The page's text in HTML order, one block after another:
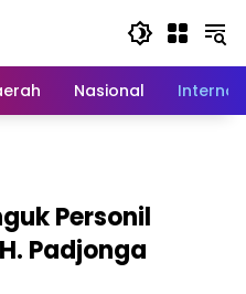
Nasional
Personil
Padjonga